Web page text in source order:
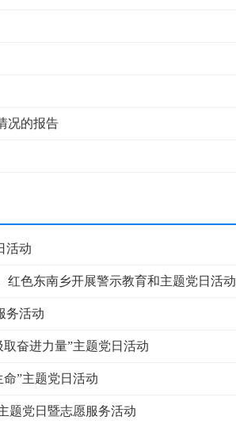
况的报告
活动
色东南乡开展警示教育和主题党日活动
务活动
奋进力量”主题党日活动
”主题党日活动
题党日暨志愿服务活动